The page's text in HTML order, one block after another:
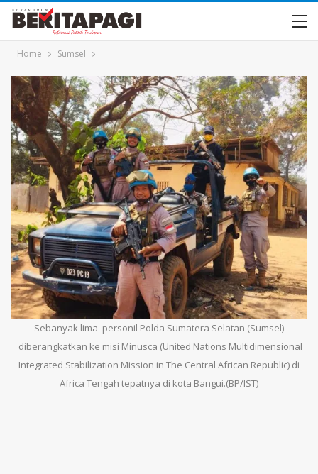
Home Sumsel
Sebanyak lima personil Polda Sumatera Selatan (Sumsel)
diberangkatkan ke misi Minusca (United Nations Multidimensional
Integrated Stabilization Mission in The Central African Republic) di
Africa Tengah tepatnya di kota Bangui.(BP/IST)